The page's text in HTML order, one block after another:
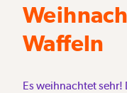
Waffeln
Es weihnachtet